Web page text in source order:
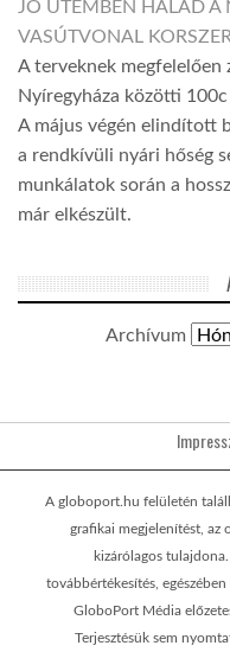
JÓ ÜTEMBEN HALAD
VASÚTVONAL
A terveknek megfelelően
Nyíregyháza közötti
A május végén elindított
a rendkívüli nyári hőség
munkálatok során a
már elkészült.
Archívum
A globoport.hu felületén
grafikai megjelenítést, az
kizárólagos
továbbértékesítés,
GloboPort Média
Terjesztésük sem